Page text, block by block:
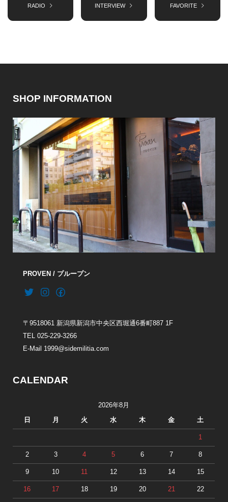
RADIO INTERVIEW FAVORITE
SHOP INFORMATION
PROVEN / プループン
〒9518061 新潟県新潟市中央区西堀通6番町887 1F
TEL 025-229-3266
E-Mail 1999@sidemilitia.com
CALENDAR
2026年8月
日 月 火 水 木 金 土
1
2 3 4 5 6 7 8
9 10 11 12 13 14 15
16 17 18 19 20 21 22